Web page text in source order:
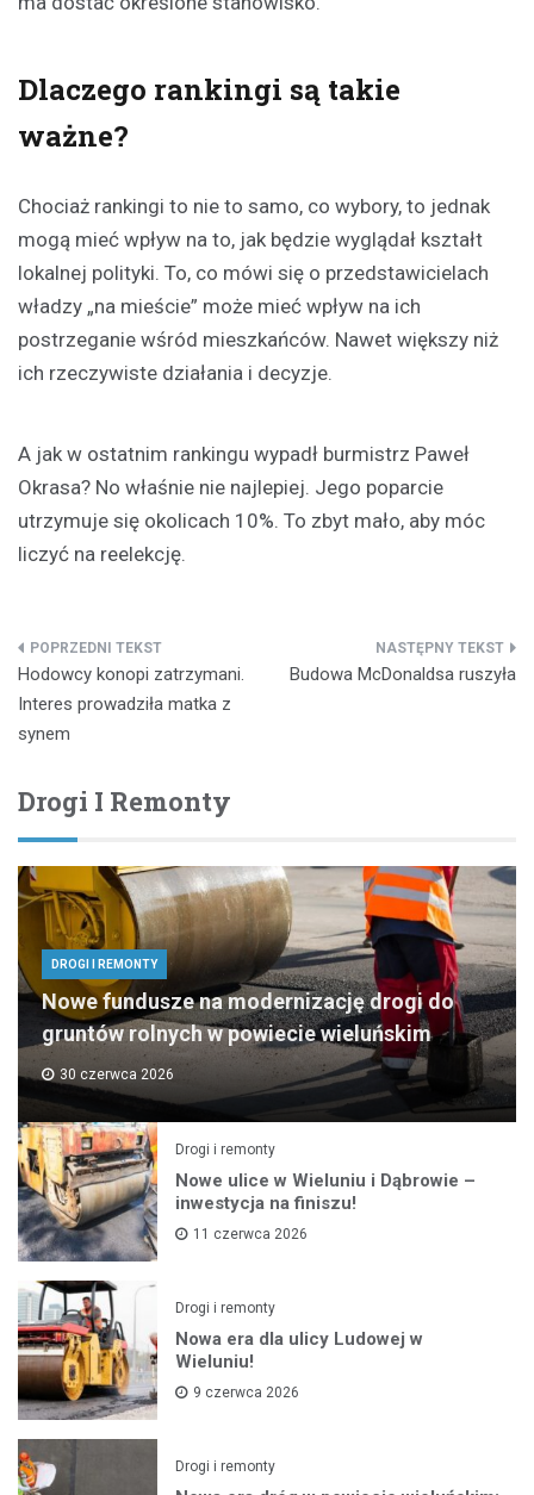
Dlaczego rankingi są takie
ważne?
Chociaż rankingi to nie to samo, co wybory, to jednak
mogą mieć wpływ na to, jak będzie wyglądał kształt
lokalnej polityki. To, co mówi się o przedstawicielach
władzy „na mieście” może mieć wpływ na ich
postrzeganie wśród mieszkańców. Nawet większy niż
ich rzeczywiste działania i decyzje.
A jak w ostatnim rankingu wypadł burmistrz Paweł
Okrasa? No właśnie nie najlepiej. Jego poparcie
utrzymuje się okolicach 10%. To zbyt mało, aby móc
liczyć na reelekcję.
Nawigacja
wpisu
Hodowcy konopi zatrzymani.
Interes prowadziła matka z
synem
Budowa McDonaldsa ruszyła
Drogi I Remonty
DROGI I REMONTY
Nowe fundusze na modernizację drogi do
gruntów rolnych w powiecie wieluńskim
30 czerwca 2026
Drogi i remonty
Nowe ulice w Wieluniu i Dąbrowie –
inwestycja na finiszu!
11 czerwca 2026
Drogi i remonty
Nowa era dla ulicy Ludowej w
Wieluniu!
9 czerwca 2026
Drogi i remonty